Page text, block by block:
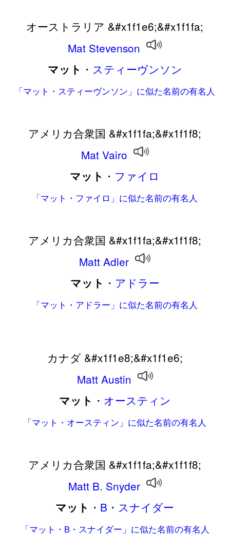
オーストラリア &#x1f1e6;&#x1f1fa;
Mat Stevenson
マット ・ スティーヴンソン
「マット・スティーヴンソン」に似た名前の有名人
アメリカ合衆国 &#x1f1fa;&#x1f1f8;
Mat Vairo
マット ・ ファイロ
「マット・ファイロ」に似た名前の有名人
アメリカ合衆国 &#x1f1fa;&#x1f1f8;
Matt Adler
マット ・ アドラー
「マット・アドラー」に似た名前の有名人
カナダ &#x1f1e8;&#x1f1e6;
Matt Austin
マット ・ オースティン
「マット・オースティン」に似た名前の有名人
アメリカ合衆国 &#x1f1fa;&#x1f1f8;
Matt B. Snyder
マット ・ B ・ スナイダー
「マット・B・スナイダー」に似た名前の有名人